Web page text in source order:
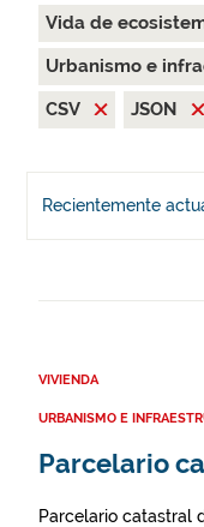
Vida de
Urbanismo e
CSV
JSON
Recientemente
VIVIENDA
URBANISMO E
Parcelario
Parcelario catastral